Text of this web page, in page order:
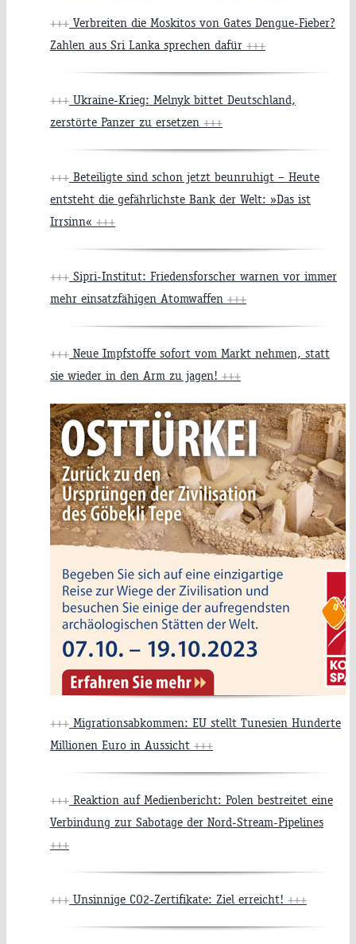
+++ Verbreiten die Moskitos von Gates Dengue-Fieber?
Zahlen aus Sri Lanka sprechen dafür +++
+++ Ukraine-Krieg: Melnyk bittet Deutschland,
zerstörte Panzer zu ersetzen +++
+++ Beteiligte sind schon jetzt beunruhigt – Heute
entsteht die gefährlichste Bank der Welt: »Das ist
Irrsinn« +++
+++ Sipri-Institut: Friedensforscher warnen vor immer
mehr einsatzfähigen Atomwaffen +++
+++ Neue Impfstoffe sofort vom Markt nehmen, statt
sie wieder in den Arm zu jagen! +++
+++ Migrationsabkommen: EU stellt Tunesien Hunderte
Millionen Euro in Aussicht +++
+++ Reaktion auf Medienbericht: Polen bestreitet eine
Verbindung zur Sabotage der Nord-Stream-Pipelines
+++
+++ Unsinnige CO2-Zertifikate: Ziel erreicht! +++